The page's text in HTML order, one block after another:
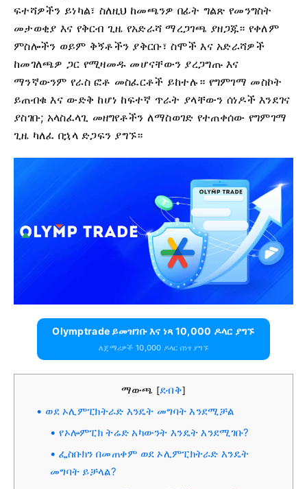
ፍተሻዎችን ይነካል፣ ስለዚህ ከመጫንዎ በፊት ግልጽ የመንግስት
መታወቂያ እና የቅርብ ጊዜ የአድራሻ ማረጋገጫ ያዘጋጁ። የቀለም
ምስሎችን ወይም ቅኝቶችን ያቅርቡ፣ ስሞች እና አድራሻዎች
ከመገለጫዎ ጋር የሚዛመዱ መሆናቸውን ያረጋግጡ እና
ማንኛውንም የራስ ፎቶ መስፈርቶች ይከተሉ። የግምገማ መስኮት
ይጠብቁ እና ውድቅ ከሆነ ከፍተኛ ጥራት ያላቸውን ሰነዶች እንደገና
ያስገቡ; አላስፈላጊ መዘግየቶችን ለማስወገድ የተጠቀሰው የግምገማ
ጊዜ ካለፈ በኋላ ድጋፍን ያግኙ።
Olymptrade ይመዝገቡ እና ነጻ 10,000 ዶላር ያግኙ
ለጀማሪዎች 10,000 ዶላር በነፃ ያግኙ
ማውጫ [ደብቅ]
ወደ ኦሊምፒክትራድ እንዴት መግባት እንደሚቻል
የኦሎምፒክ ትሬድ አካውንት እንዴት እንደሚገቡ?
ፌስቡክን በመጠቀም ወደ ኦሊምፒክትራድ እንዴት
መግባት ይቻላል?